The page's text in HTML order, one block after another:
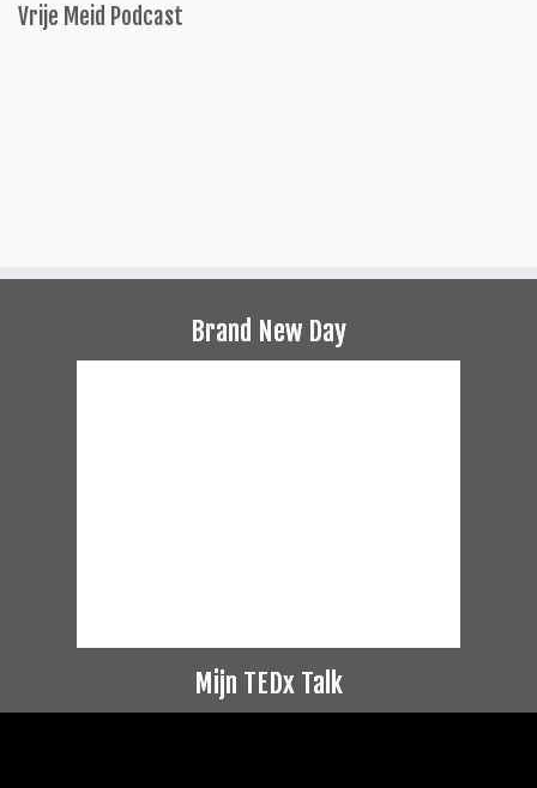
Vrije Meid Podcast
Brand New Day
Mijn TEDx Talk